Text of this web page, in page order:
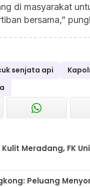
di masyarakat
bersama,”
senjata api
Meradang, FK
Peluang